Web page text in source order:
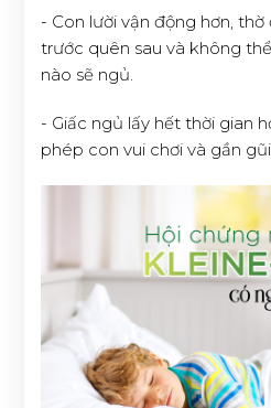
- Con lười vận động hơn, thờ
trước quên sau và không
nào sẽ ngủ.
- Giấc ngủ lấy hết thời gian
phép con vui chơi và gần